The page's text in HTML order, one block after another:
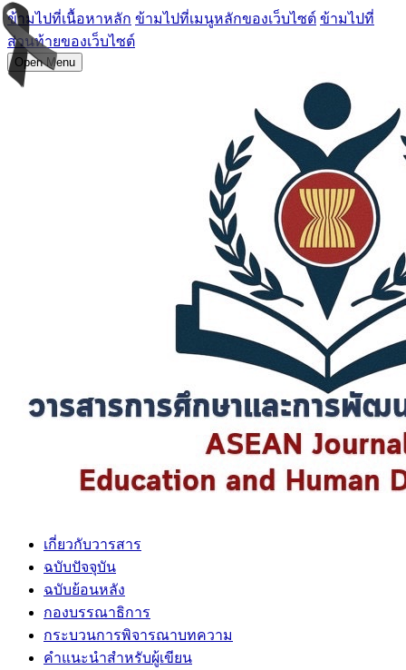
ข้ามไปที่เนื้อหาหลัก ข้ามไปที่เมนูหลักของเว็บไซต์ ข้ามไปที่
ส่วนท้ายของเว็บไซต์
Open Menu
เกี่ยวกับวารสาร
ฉบับปัจจุบัน
ฉบับย้อนหลัง
กองบรรณาธิการ
กระบวนการพิจารณาบทความ
คำแนะนำสำหรับผู้เขียน